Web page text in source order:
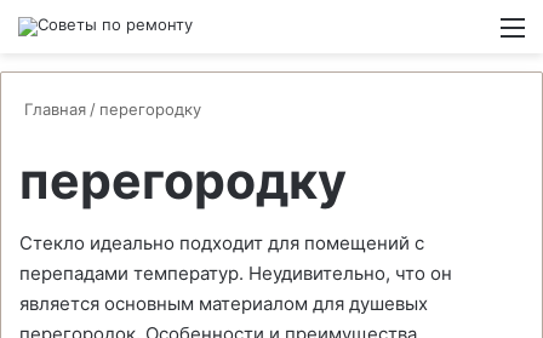
Главная / перегородку
перегородку
Стекло идеально подходит для помещений с
перепадами температур. Неудивительно, что он
является основным материалом для душевых